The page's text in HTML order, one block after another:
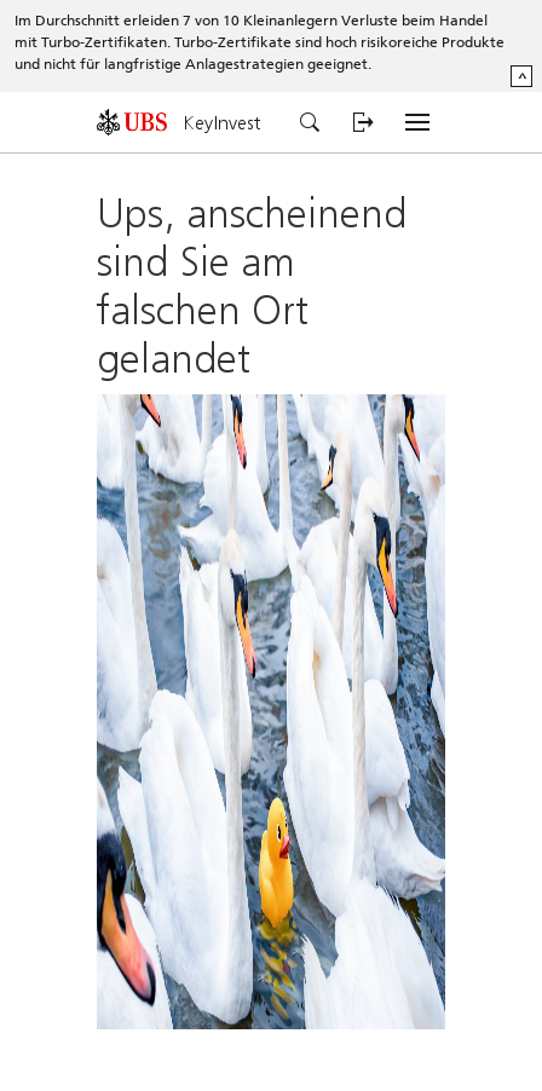
Im Durchschnitt erleiden 7 von 10 Kleinanlegern Verluste beim Handel
mit Turbo-Zertifikaten. Turbo-Zertifikate sind hoch risikoreiche Produkte
und nicht für langfristige Anlagestrategien geeignet.
^
KeyInvest
Ups, anscheinend
sind Sie am
falschen Ort
gelandet